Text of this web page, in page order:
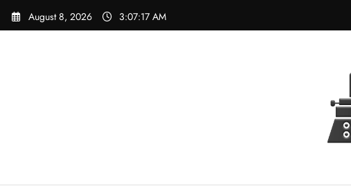
Skip
August 8, 2026 3:07:19 AM